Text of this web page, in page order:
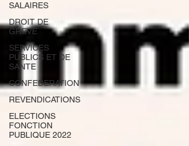
SALAIRES
DROIT DE
GREVE
SERVICES
PUBLICS ET DE
SANTE
CONFEDERATION
REVENDICATIONS
ELECTIONS
FONCTION
PUBLIQUE 2022